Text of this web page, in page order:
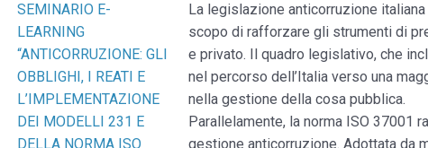
SEMINARIO E-
LEARNING
“ANTICORRUZIONE: GLI
OBBLIGHI, I REATI E
L’IMPLEMENTAZIONE
DEI MODELLI 231 E
DELLA NORMA ISO
La legislazione anticorruzione
scopo di rafforzare gli strumenti di
e privato. Il quadro legislativo, che
nel percorso dell’Italia verso una
nella gestione della cosa pubblica.
Parallelamente, la norma ISO 37001
gestione anticorruzione. Adottata da